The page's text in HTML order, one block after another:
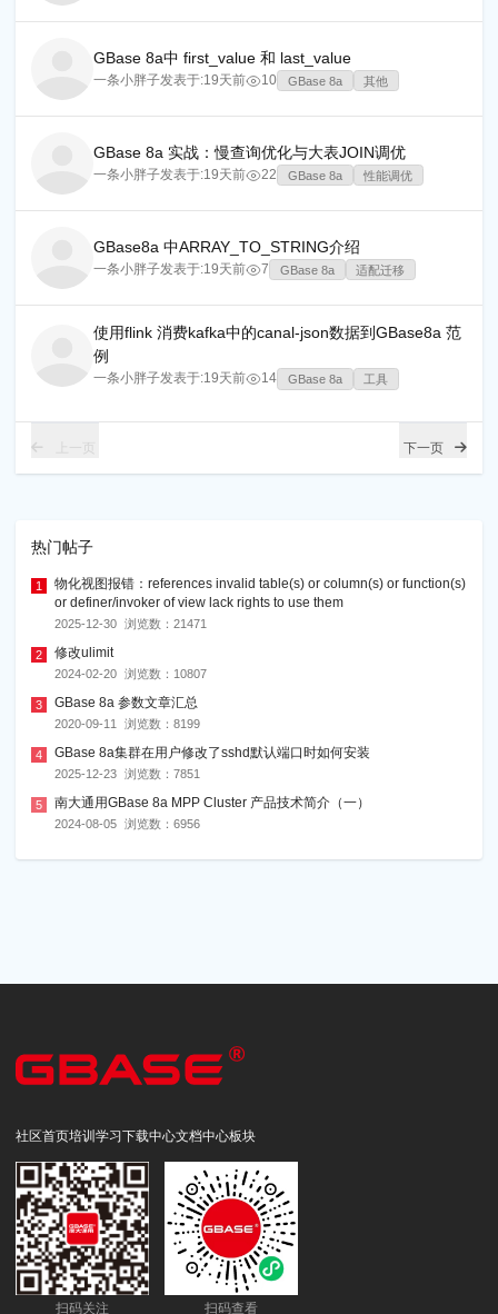
GBase 8a中 first_value 和 last_value
一条小胖子发表于:19天前 10 GBase 8a 其他
GBase 8a 实战：慢查询优化与大表JOIN调优
一条小胖子发表于:19天前 22 GBase 8a 性能调优
GBase8a 中ARRAY_TO_STRING介绍
一条小胖子发表于:19天前 7 GBase 8a 适配迁移
使用flink 消费kafka中的canal-json数据到GBase8a 范
例
一条小胖子发表于:19天前 14 GBase 8a 工具
下一页
热门帖子
1
物化视图报错：references invalid table(s) or column(s) or function(s)
or definer/invoker of view lack rights to use them
2025-12-30 浏览数： 21471
2 修改ulimit
2024-02-20 浏览数： 10807
3 GBase 8a 参数文章汇总
2020-09-11 浏览数： 8199
4 GBase 8a集群在用户修改了sshd默认端口时如何安装
2025-12-23 浏览数： 7851
5 南大通用GBase 8a MPP Cluster 产品技术简介（一）
2024-08-05 浏览数： 6956
社区首页培训学习 下载中心文档中心板块
扫码关注 扫码查看